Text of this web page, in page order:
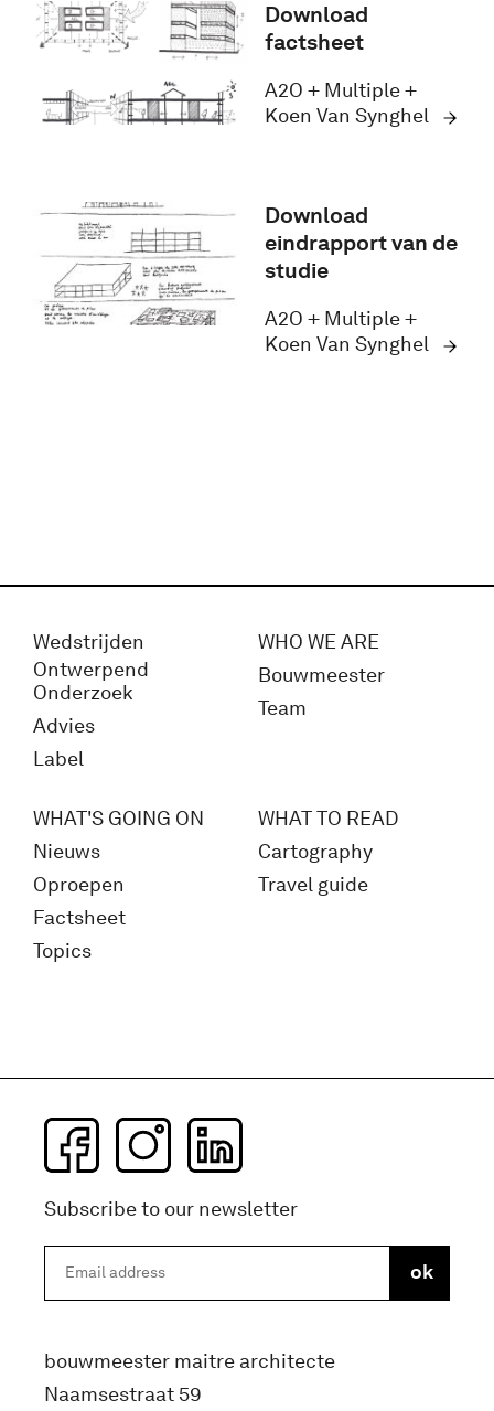
Download
factsheet
A2O + Multiple +
Koen Van Synghel
Download
eindrapport van de
studie
A2O + Multiple +
Koen Van Synghel
Wedstrijden
Ontwerpend
Onderzoek
Advies
Label
WHO WE ARE
Bouwmeester
Team
WHAT'S GOING ON
Nieuws
Oproepen
Factsheet
Topics
WHAT TO READ
Cartography
Travel guide
Subscribe to our newsletter
bouwmeester maitre architecte
Naamsestraat 59